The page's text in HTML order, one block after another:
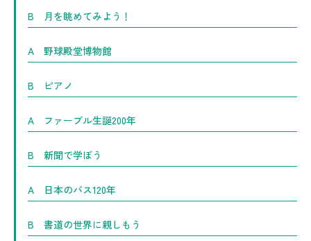
B 月を眺めてみよう！
A 野球殿堂博物館
B ピアノ
A ファーブル生誕200年
B 新聞で学ぼう
A 日本のバス120年
B 書道の世界に親しもう